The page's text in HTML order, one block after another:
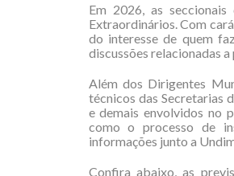
Em 2026, as
Extraordinários. Com
do interesse de quem
discussões relacionadas
Além dos Dirigentes
técnicos das Secretarias
e demais envolvidos no
como o processo de
informações junto a
Confira abaixo, as